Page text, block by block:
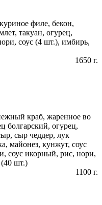
филе, бекон,
такуан, огурец,
соус (4 шт.), имбирь,
1650 г.
краб, жаренное во
болгарский, огурец,
сыр чеддер, лук
майонез, кунжут, соус
соус икорный, рис, нори,
шт.)
1100 г.